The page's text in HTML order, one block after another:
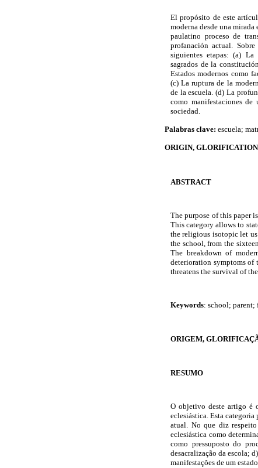
El propósito de este
moderna desde una
paulatino proceso de
profanación actual.
siguientes etapas: (a) La
sagrados de la
Estados modernos como
(c) La ruptura de la
de la escuela. (d) La
como manifestaciones
sociedad.
Palabras clave: escuela;
ORIGIN, GLORIFICATION
ABSTRACT
The purpose of this paper
This category allows to
the religious isotopic let us
the school, from the
The breakdown of
deterioration symptoms of
threatens the survival of
Keywords: school;
ORIGEM,
RESUMO
O objetivo deste artigo é
eclesiástica. Esta categoria
atual. No que diz
eclesiástica como
como pressuposto do
desacralização da escola;
manifestações de um